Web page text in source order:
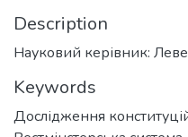
Description
Науковий керівник:
Keywords
Дослідження